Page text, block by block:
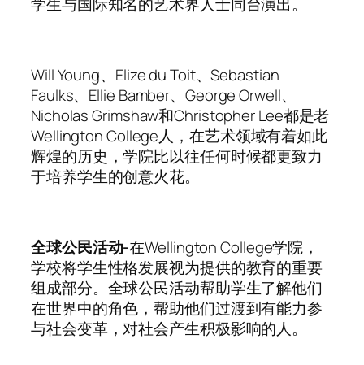
学生与国际知名的艺术界人士同台演出。
Will Young、Elize du Toit、Sebastian
Faulks、Ellie Bamber、George Orwell、
Nicholas Grimshaw和Christopher Lee都是老
Wellington College人，在艺术领域有着如此
辉煌的历史，学院比以往任何时候都更致力
于培养学生的创意火花。
全球公民活动-在Wellington College学院，
学校将学生性格发展视为提供的教育的重要
组成部分。全球公民活动帮助学生了解他们
在世界中的角色，帮助他们过渡到有能力参
与社会变革，对社会产生积极影响的人。